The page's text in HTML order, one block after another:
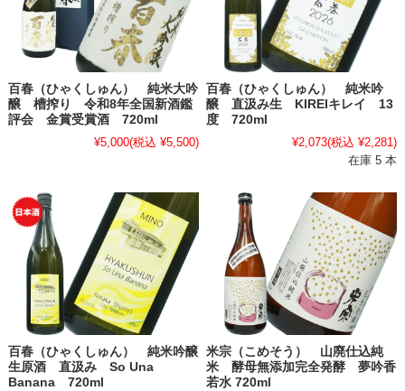
百春（ひゃくしゅん） 純米大吟
醸 槽搾り 令和8年全国新酒鑑
評会 金賞受賞酒 720ml
¥5,000(税込 ¥5,500)
百春（ひゃくしゅん） 純米吟
醸 直汲み生 KIREIキレイ 13
度 720ml
¥2,073(税込 ¥2,281)
在庫 5 本
百春（ひゃくしゅん） 純米吟醸
生原酒 直汲み So Una
Banana 720ml
米宗（こめそう） 山廃仕込純
米 酵母無添加完全発酵 夢吟香
若水 720ml